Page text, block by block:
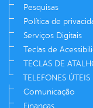
Pesquisas
Política de
Serviços Digitais
Teclas de
TECLAS DE
TELEFONES ÚTEIS
Comunicação
Finanças